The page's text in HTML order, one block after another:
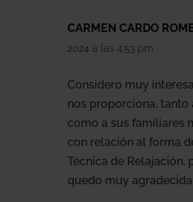
CARMEN CARDO
2024 a las 4:53 pm
Considero muy
nos proporciona, tanto
como a sus familiares
con relación al forma
Técnica de Relajación,
quedo muy agradecida.